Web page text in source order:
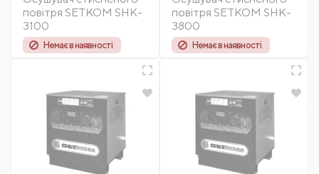
повітря SETKOM SHK-
3100
Немає в наявності
повітря SETKOM SHK-
3800
Немає в наявності